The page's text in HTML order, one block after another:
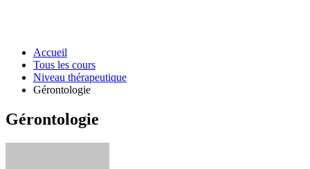
Accueil
Tous les cours
Niveau thérapeutique
Gérontologie
Gérontologie